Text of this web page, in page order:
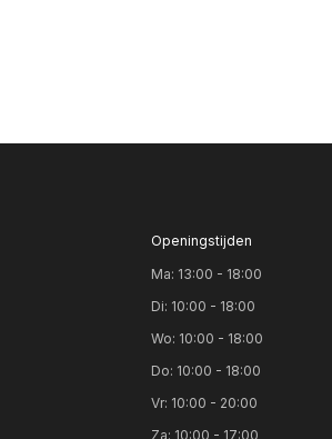
Openingstijden
Ma: 13:00 - 18:00
Di: 10:00 - 18:00
Wo: 10:00 - 18:00
Do: 10:00 - 18:00
Vr: 10:00 - 20:00
Za: 10:00 - 17:00